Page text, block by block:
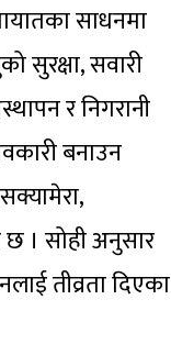
साधनमा
सुरक्षा, सवारी
र निगरानी
बनाउन
छ । सोही अनुसार
तीव्रता दिएका